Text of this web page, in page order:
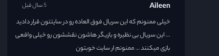
Aileen
خیلی ممنونم که این سریال فوق العاده رو در سایتتون قرار دادید
… این سریال بی نظیره و بازیگر هاشون نقششون رو خیلی واقعی
بازی میکنند … ممنونم ار سایت خوبتون
5 سال قبل